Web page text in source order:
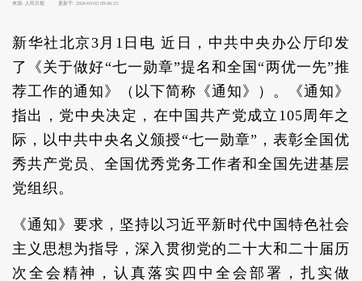
来源: 人民日报 更新于: 2026-03-02 09:06:23
新华社北京3月1日电 近日，中共中央办公厅印发
了《关于做好“七一勋章”提名和全国“两优一先”推
荐工作的通知》（以下简称《通知》）。《通知》
指出，党中央决定，在中国共产党成立105周年之
际，以中共中央名义颁授“七一勋章”，表彰全国优
秀共产党员、全国优秀党务工作者和全国先进基层
党组织。
《通知》要求，坚持以习近平新时代中国特色社会
主义思想为指导，深入贯彻党的二十大和二十届历
次全会精神，认真落实四中全会部署，扎实做